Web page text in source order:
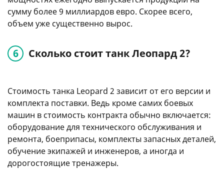
сумму более 9 миллиардов евро. Скорее всего,
объем уже существенно вырос.
Сколько стоит танк Леопард 2?
Стоимость танка Leopard 2 зависит от его версии и
комплекта поставки. Ведь кроме самих боевых
машин в стоимость контракта обычно включается:
оборудование для технического обслуживания и
ремонта, боеприпасы, комплекты запасных деталей,
обучение экипажей и инженеров, а иногда и
дорогостоящие тренажеры.